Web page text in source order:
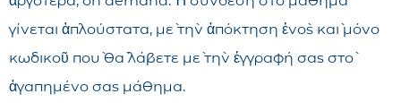
γίνεται ἁπλούστατα, μὲ τὴν ἀπόκτηση ἑνὸς καὶ μόνο
κωδικοῦ ποὺ θὰ λάβετε μὲ τὴν ἐγγραφή σας στὸ
ἀγαπημένο σας μάθημα.